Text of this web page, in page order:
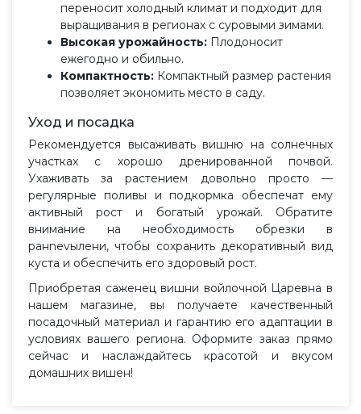
переносит холодный климат и подходит для
выращивания в регионах с суровыми зимами.
Высокая урожайность: Плодоносит
ежегодно и обильно.
Компактность: Компактный размер растения
позволяет экономить место в саду.
Уход и посадка
Рекомендуется высаживать вишню на солнечных
участках с хорошо дренированной почвой.
Ухаживать за растением довольно просто —
регулярные поливы и подкормка обеспечат ему
активный рост и богатый урожай. Обратите
внимание на необходимость обрезки в
ранnevылени, чтобы сохранить декоративный вид
куста и обеспечить его здоровый рост.
Приобретая саженец вишни войлочной Царевна в
нашем магазине, вы получаете качественный
посадочный материал и гарантию его адаптации в
условиях вашего региона. Оформите заказ прямо
сейчас и наслаждайтесь красотой и вкусом
домашних вишен!